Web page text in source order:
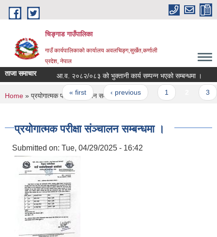
Skip to main content
चिङ्गाड गाउँपालिका
गाउँ कार्यपालिकाको कार्यालय अवलचिङ्ग,सुर्खेत,कर्णाली
प्रदेश, नेपाल
ताजा समाचार आ.व. २०८२/०८३ को भुक्तानी कार्य सम्पन्न भएको सम्बन्धमा ।
Pages
« first ‹ previous
You are here
Home » प्रयोगात्मक परीक्षा संञ्चालन सम्बन्धमा ।
प्रयोगात्मक परीक्षा संञ्चालन सम्बन्धमा ।
Submitted on: Tue, 04/29/2025 - 16:42